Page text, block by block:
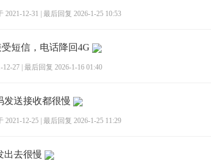
2021-12-31 最后回复 2026-1-25 10:53
短信，电话降回4G
12-27 最后回复 2026-1-16 01:40
发送接收都很慢
2021-12-25 最后回复 2026-1-25 11:29
出去很慢